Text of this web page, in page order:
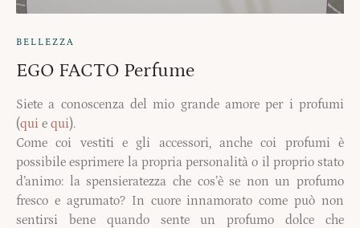
BELLEZZA
EGO FACTO Perfume
Siete a conoscenza del mio grande amore per i profumi
(qui e qui).
Come coi vestiti e gli accessori, anche coi profumi è
possibile esprimere la propria personalità o il proprio stato
d’animo: la spensieratezza che cos’è se non un profumo
fresco e agrumato? In cuore innamorato come può non
sentirsi bene quando sente un profumo dolce che